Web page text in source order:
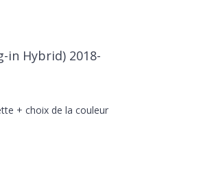
in Hybrid) 2018-
+ choix de la couleur